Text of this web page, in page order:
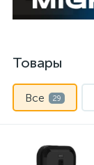
Товары
Все 29